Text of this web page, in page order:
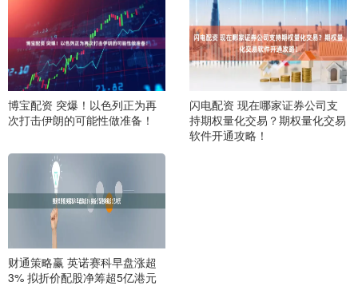
博宝配资 突爆！以色列正为再
次打击伊朗的可能性做准备！
闪电配资 现在哪家证券公司支
持期权量化交易？期权量化交易
软件开通攻略！
财通策略赢 英诺赛科早盘涨超
3% 拟折价配股净筹超5亿港元